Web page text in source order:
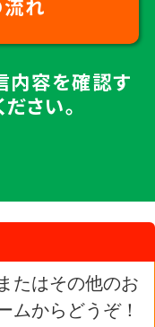
れ
内容を確認す
さい。